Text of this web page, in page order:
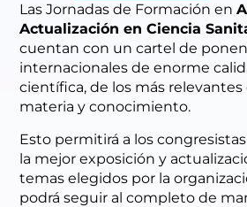
Las Jornadas de Formación en
Actualización en Ciencia
cuentan con un cartel de
internacionales de enorme
científica, de los más relevantes
materia y conocimiento.
Esto permitirá a los
la mejor exposición y
temas elegidos por la
podrá seguir al completo de